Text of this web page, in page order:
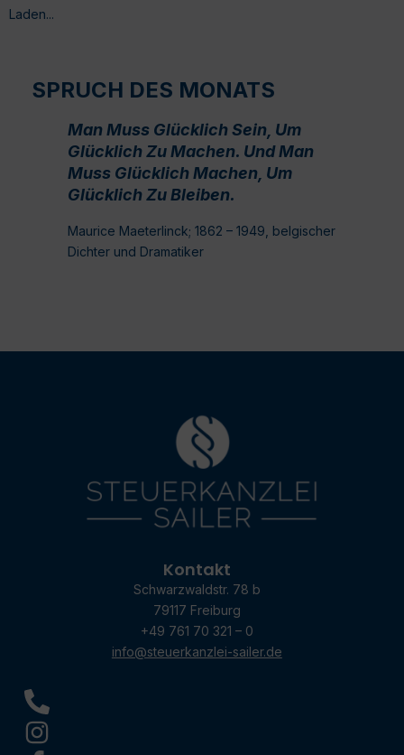
Laden...
SPRUCH DES MONATS
Man Muss Glücklich Sein, Um
Glücklich Zu Machen. Und Man
Muss Glücklich Machen, Um
Glücklich Zu Bleiben.
Maurice Maeterlinck; 1862 – 1949, belgischer
Dichter und Dramatiker
Kontakt
Schwarzwaldstr. 78 b
79117 Freiburg
+49 761 70 321 – 0
info@steuerkanzlei-sailer.de